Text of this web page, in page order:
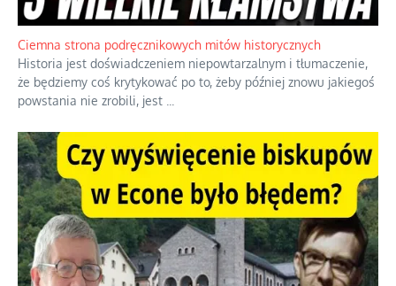
Jednym z dziedzictw polskiej kontrreformacji jest skłonność do
oceniania wszystkiego w kategoriach moralnych, w tym
również polityki międzynarodowej, a...